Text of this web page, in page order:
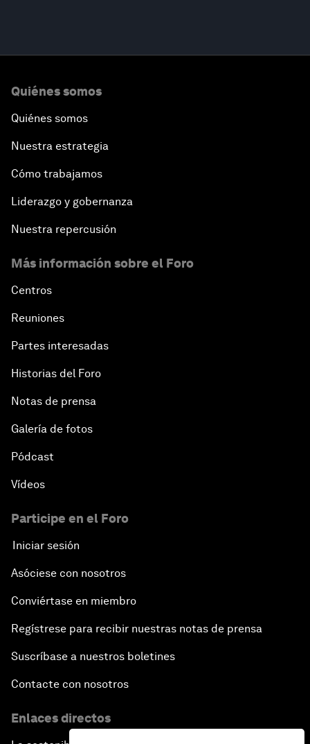
Quiénes somos
Quiénes somos
Nuestra estrategia
Cómo trabajamos
Liderazgo y gobernanza
Nuestra repercusión
Más información sobre el Foro
Centros
Reuniones
Partes interesadas
Historias del Foro
Notas de prensa
Galería de fotos
Pódcast
Vídeos
Participe en el Foro
Iniciar sesión
Asóciese con nosotros
Conviértase en miembro
Regístrese para recibir nuestras notas de prensa
Suscríbase a nuestros boletines
Contacte con nosotros
Enlaces directos